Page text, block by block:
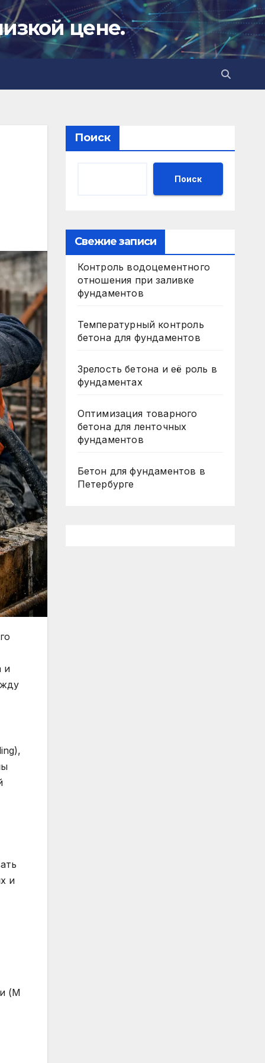
цене.
и
и
(М
Поиск
Поиск
Свежие записи
Контроль водоцементного
отношения при заливке
фундаментов
Температурный контроль
бетона для фундаментов
Зрелость бетона и её роль в
фундаментах
Оптимизация товарного
бетона для ленточных
фундаментов
Бетон для фундаментов в
Петербурге